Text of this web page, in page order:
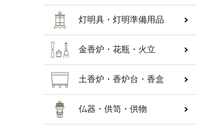
灯明具・灯明準備用品
金香炉・花瓶・火立
土香炉・香炉台・香盒
仏器・供笥・供物